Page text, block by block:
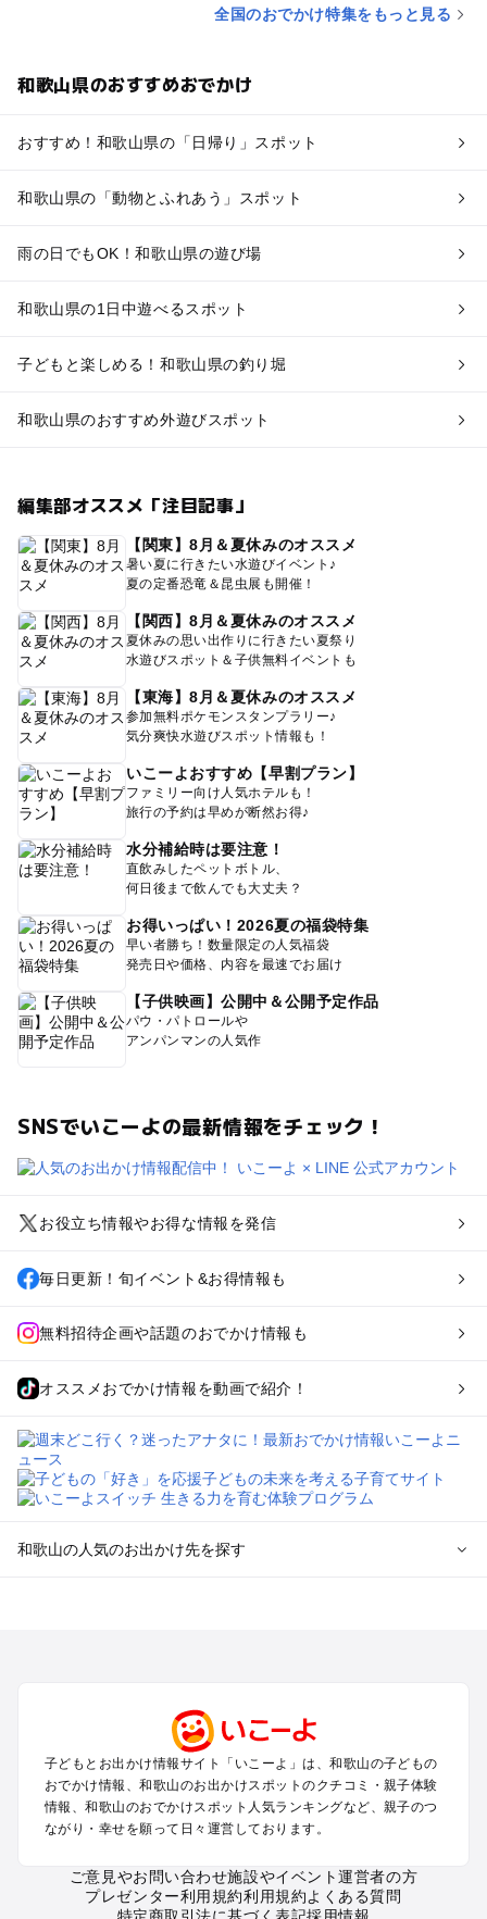
全国のおでかけ特集をもっと見る
和歌山県のおすすめおでかけ
おすすめ！和歌山県の「日帰り」スポット
和歌山県の「動物とふれあう」スポット
雨の日でもOK！和歌山県の遊び場
和歌山県の1日中遊べるスポット
子どもと楽しめる！和歌山県の釣り堀
和歌山県のおすすめ外遊びスポット
編集部オススメ「注目記事」
【関東】8月＆夏休みのオススメ
暑い夏に行きたい水遊びイベント♪
夏の定番恐竜＆昆虫展も開催！
【関西】8月＆夏休みのオススメ
夏休みの思い出作りに行きたい夏祭り
水遊びスポット＆子供無料イベントも
【東海】8月＆夏休みのオススメ
参加無料ポケモンスタンプラリー♪
気分爽快水遊びスポット情報も！
いこーよおすすめ【早割プラン】
ファミリー向け人気ホテルも！
旅行の予約は早めが断然お得♪
水分補給時は要注意！
直飲みしたペットボトル、
何日後まで飲んでも大丈夫？
お得いっぱい！2026夏の福袋特集
早い者勝ち！数量限定の人気福袋
発売日や価格、内容を最速でお届け
【子供映画】公開中＆公開予定作品
パウ・パトロールや
アンパンマンの人気作
SNSでいこーよの最新情報をチェック！
お役立ち情報やお得な情報を発信
毎日更新！旬イベント&お得情報も
無料招待企画や話題のおでかけ情報も
オススメおでかけ情報を動画で紹介！
和歌山の人気のお出かけ先を探す
勝浦・串本・すさみのプールお出かけ
高野山のプールお出かけ
新宮・本宮・中辺路のプールお出かけ
和歌山の定番お出かけスポット
和歌山の動物園
和歌山のバーベキュー
子どもとお出かけ情報サイト「いこーよ」は、和歌山の子どもの
おでかけ情報、和歌山のお出かけスポットのクチコミ・親子体験
情報、和歌山のおでかけスポット人気ランキングなど、親子のつ
ながり・幸せを願って日々運営しております。
ご意見やお問い合わせ施設やイベント運営者の方
プレゼンター利用規約利用規約よくある質問